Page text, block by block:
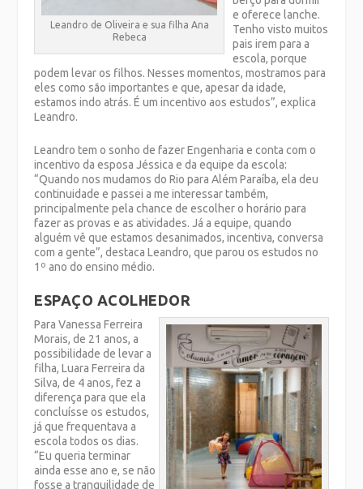
Leandro de Oliveira e sua filha Ana
Rebeca
e oferece lanche.
Tenho visto muitos
pais irem para a
escola, porque
podem levar os filhos. Nesses momentos, mostramos para
eles como são importantes e que, apesar da idade,
estamos indo atrás. É um incentivo aos estudos”, explica
Leandro.
Leandro tem o sonho de fazer Engenharia e conta com o
incentivo da esposa Jéssica e da equipe da escola:
“Quando nos mudamos do Rio para Além Paraíba, ela deu
continuidade e passei a me interessar também,
principalmente pela chance de escolher o horário para
fazer as provas e as atividades. Já a equipe, quando
alguém vê que estamos desanimados, incentiva, conversa
com a gente”, destaca Leandro, que parou os estudos no
1º ano do ensino médio.
ESPAÇO ACOLHEDOR
Para Vanessa Ferreira
Morais, de 21 anos, a
possibilidade de levar a
filha, Luara Ferreira da
Silva, de 4 anos, fez a
diferença para que ela
concluísse os estudos,
já que frequentava a
escola todos os dias.
“Eu queria terminar
ainda esse ano e, se não
fosse a tranquilidade de